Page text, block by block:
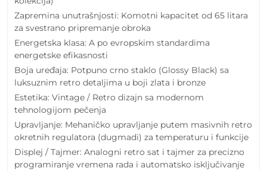
Zapremina unutrašnjosti: Komotni kapacitet od 65 litara
za svestrano pripremanje obroka
Energetska klasa: A po evropskim standardima
energetske efikasnosti
Boja uređaja: Potpuno crno staklo (Glossy Black) sa
luksuznim retro detaljima u boji zlata i bronze
Estetika: Vintage / Retro dizajn sa modernom
tehnologijom pečenja
Upravljanje: Mehaničko upravljanje putem masivnih retro
okretnih regulatora (dugmadi) za temperaturu i funkcije
Displej / Tajmer: Analogni retro sat i tajmer za precizno
programiranje vremena rada i automatsko isključivanje